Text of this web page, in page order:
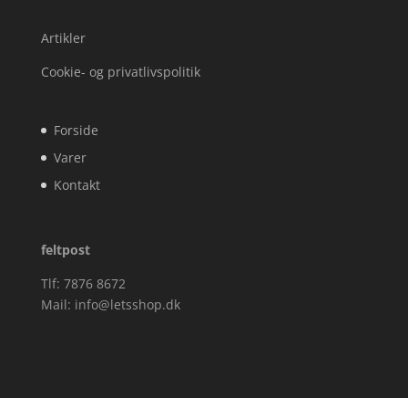
Artikler
Cookie- og privatlivspolitik
Forside
Varer
Kontakt
feltpost
Tlf: 7876 8672
Mail: info@letsshop.dk